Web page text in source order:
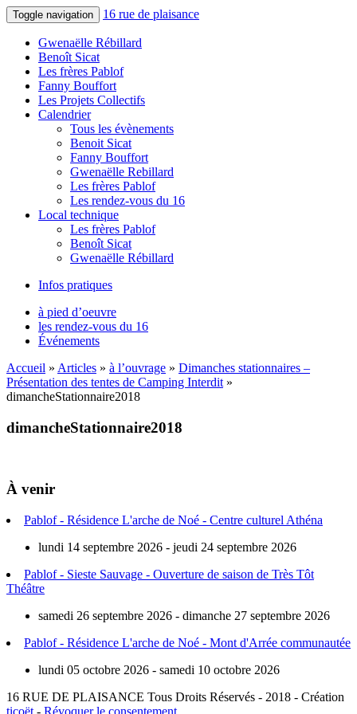
Toggle navigation 16 rue de plaisance
Gwenaëlle Rébillard
Benoît Sicat
Les frères Pablof
Fanny Bouffort
Les Projets Collectifs
Calendrier
Tous les évènements
Benoit Sicat
Fanny Bouffort
Gwenaëlle Rebillard
Les frères Pablof
Les rendez-vous du 16
Local technique
Les frères Pablof
Benoît Sicat
Gwenaëlle Rébillard
Infos pratiques
à pied d’oeuvre
les rendez-vous du 16
Événements
Accueil » Articles » à l’ouvrage » Dimanches stationnaires –
Présentation des tentes de Camping Interdit »
dimancheStationnaire2018
dimancheStationnaire2018
À venir
Pablof - Résidence L'arche de Noé - Centre culturel Athéna
lundi 14 septembre 2026 - jeudi 24 septembre 2026
Pablof - Sieste Sauvage - Ouverture de saison de Très Tôt
Théâtre
samedi 26 septembre 2026 - dimanche 27 septembre 2026
Pablof - Résidence L'arche de Noé - Mont d'Arrée communautée
lundi 05 octobre 2026 - samedi 10 octobre 2026
16 RUE DE PLAISANCE Tous Droits Réservés - 2018 - Création
ticoët - Révoquer le consentement